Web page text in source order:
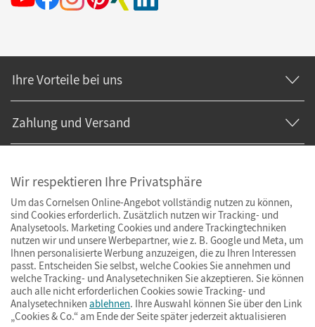
Ihre Vorteile bei uns
Zahlung und Versand
Wir respektieren Ihre Privatsphäre
Um das Cornelsen Online-Angebot vollständig nutzen zu können,
sind Cookies erforderlich. Zusätzlich nutzen wir Tracking- und
Analysetools. Marketing Cookies und andere Trackingtechniken
nutzen wir und unsere Werbepartner, wie z. B. Google und Meta, um
Ihnen personalisierte Werbung anzuzeigen, die zu Ihren Interessen
passt. Entscheiden Sie selbst, welche Cookies Sie annehmen und
welche Tracking- und Analysetechniken Sie akzeptieren. Sie können
auch alle nicht erforderlichen Cookies sowie Tracking- und
Analysetechniken ablehnen. Ihre Auswahl können Sie über den Link
„Cookies & Co.“ am Ende der Seite später jederzeit aktualisieren